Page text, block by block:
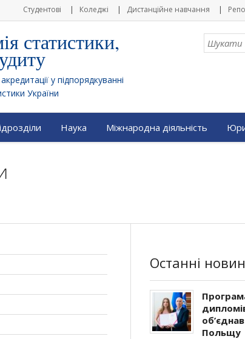
Студентові Коледжі Дистанційне навчання
статистики,
у підпорядкуванні
України
Наука Міжнародна діяльність
Останні
Польщу